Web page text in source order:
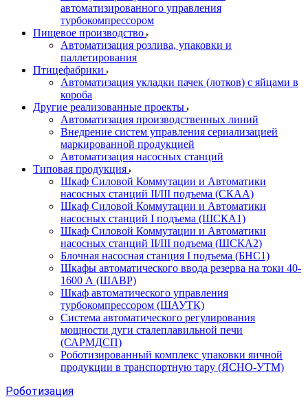
автоматизированного управления
турбокомпрессором
Пищевое производство
Автоматизация розлива, упаковки и
паллетирования
Птицефабрики
Автоматизация укладки пачек (лотков) с яйцами в
короба
Другие реализованные проекты
Автоматизация производственных линий
Внедрение систем управления сериализацией
маркированной продукцией
Автоматизация насосных станций
Типовая продукция
Шкаф Силовой Коммутации и Автоматики
насосных станций II/III подъема (СКАА)
Шкаф Силовой Коммутации и Автоматики
насосных станций I подъема (ШСКА1)
Шкаф Силовой Коммутации и Автоматики
насосных станций II/III подъема (ШСКА2)
Блочная насосная станция I подъема (БНС1)
Шкафы автоматического ввода резерва на токи 40-
1600 А (ШАВР)
Шкаф автоматического управления
турбокомпрессором (ШАУТК)
Система автоматического регулирования
мощности дуги сталеплавильной печи
(САРМДСП)
Роботизированный комплекс упаковки яичной
продукции в транспортную тару (ЯСНО-УТМ)
Роботизация